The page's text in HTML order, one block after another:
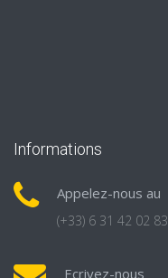
Informations
Appelez-nous au
(+33) 6 31 42 02 83
Ecrivez-nous